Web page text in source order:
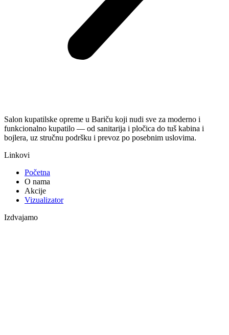
Salon kupatilske opreme u Bariču koji nudi sve za moderno i
funkcionalno kupatilo — od sanitarija i pločica do tuš kabina i
bojlera, uz stručnu podršku i prevoz po posebnim uslovima.
Linkovi
Početna
O nama
Akcije
Vizualizator
Izdvajamo